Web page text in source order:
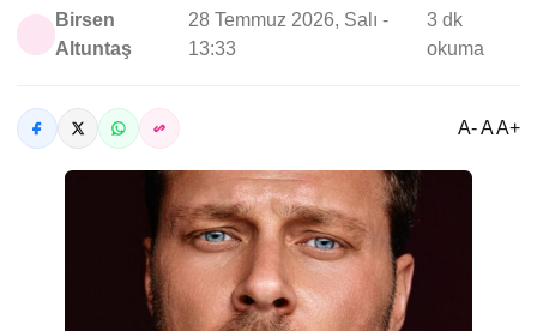
Birsen
Altuntaş
28 Temmuz 2026, Salı -
13:33
3 dk
okuma
A- A A+